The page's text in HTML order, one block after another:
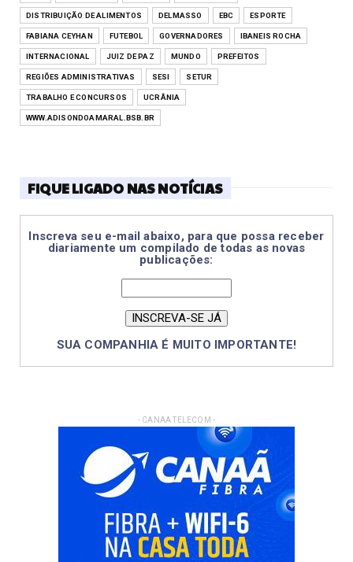
DISTRIBUIÇÃO DE ALIMENTOS DELMASSO EBC ESPORTE
FABIANA CEYHAN FUTEBOL GOVERNADORES IBANEIS ROCHA
INTERNACIONAL JUIZ DE PAZ MUNDO PREFEITOS
REGIÕES ADMINISTRATIVAS SESI SETUR
TRABALHO E CONCURSOS UCRÂNIA
WWW.ADISONDOAMARAL.BSB.BR
FIQUE LIGADO NAS NOTÍCIAS
Inscreva seu e-mail abaixo, para que possa receber
diariamente um compilado de todas as novas
publicações:
SUA COMPANHIA É MUITO IMPORTANTE!
- CANAA TELECOM -